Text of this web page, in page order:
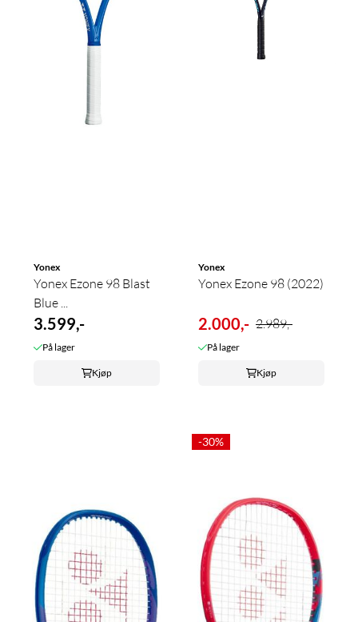
Yonex
Yonex Ezone 98 Blast
Blue ...
3.599,-
På lager
Kjøp
Yonex
Yonex Ezone 98 (2022)
2.000,- 2.989,-
På lager
Kjøp
-30%